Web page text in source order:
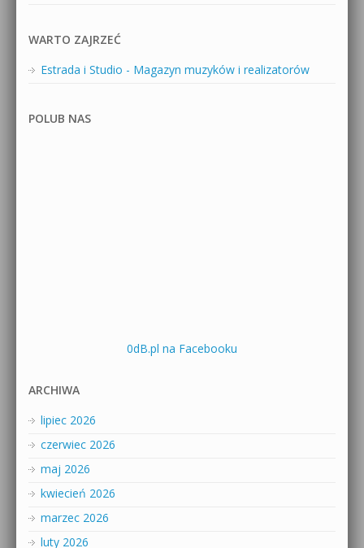
WARTO ZAJRZEĆ
Estrada i Studio - Magazyn muzyków i realizatorów
POLUB NAS
0dB.pl na Facebooku
ARCHIWA
lipiec 2026
czerwiec 2026
maj 2026
kwiecień 2026
marzec 2026
luty 2026